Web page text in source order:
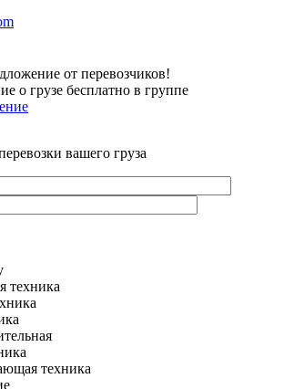
от перевозчиков!
о грузе бесплатно в группе
вашего груза
техника
техника